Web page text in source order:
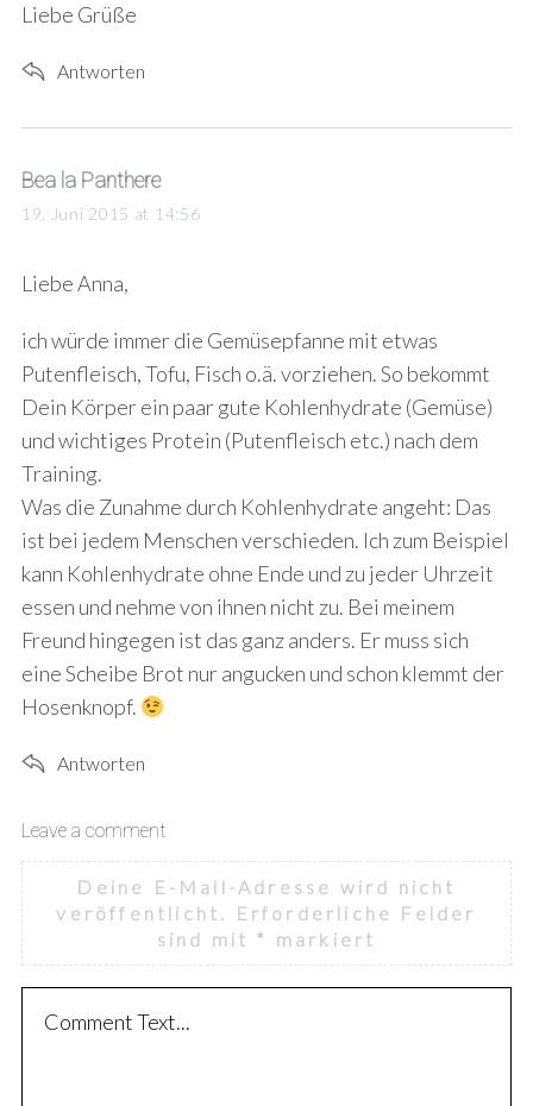
Liebe Grüße
Antworten
s
a
s
Bea la Panthere
19. Juni 2015 at 14:56
Liebe Anna,
ich würde immer die Gemüsepfanne mit etwas
Putenfleisch, Tofu, Fisch o.ä. vorziehen. So bekommt
Dein Körper ein paar gute Kohlenhydrate (Gemüse)
und wichtiges Protein (Putenfleisch etc.) nach dem
Training.
Was die Zunahme durch Kohlenhydrate angeht: Das
ist bei jedem Menschen verschieden. Ich zum Beispiel
kann Kohlenhydrate ohne Ende und zu jeder Uhrzeit
essen und nehme von ihnen nicht zu. Bei meinem
Freund hingegen ist das ganz anders. Er muss sich
eine Scheibe Brot nur angucken und schon klemmt der
Hosenknopf.
Antworten
L
e
a
v
e
Leave a comment
Deine E-Mail-Adresse wird nicht
veröffentlicht.
Erforderliche Felder
sind mit * markiert